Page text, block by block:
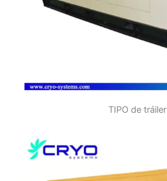
TIPO de tráiler